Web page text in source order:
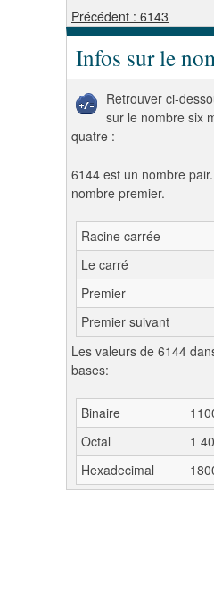
Précédent : 6143
Infos sur le
Retrouver ci-
sur le nombre six
quatre :
6144 est un nombre
nombre premier.
Racine carrée
Le carré
Premier
Premier suivant
Les valeurs de 6144
bases:
Binaire
Octal
1
Hexadecimal